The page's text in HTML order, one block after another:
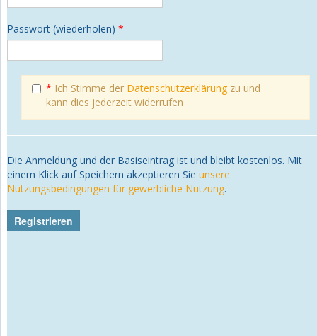
Passwort (wiederholen) *
* Ich Stimme der Datenschutzerklärungzu und
kann dies jederzeit widerrufen
Die Anmeldung und der Basiseintrag ist und bleibt kostenlos. Mit
einem Klick auf Speichern akzeptieren Sie unsere
Nutzungsbedingungen für gewerbliche Nutzung.